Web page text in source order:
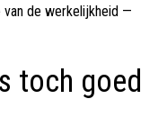
de werkelijkheid —
toch goed